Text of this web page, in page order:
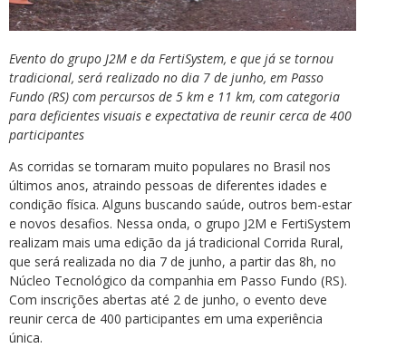
Evento do grupo J2M e da FertiSystem, e que já se tornou
tradicional, será realizado no dia 7 de junho, em Passo
Fundo (RS) com percursos de 5 km e 11 km, com categoria
para deficientes visuais e expectativa de reunir cerca de 400
participantes
As corridas se tornaram muito populares no Brasil nos
últimos anos, atraindo pessoas de diferentes idades e
condição física. Alguns buscando saúde, outros bem-estar
e novos desafios. Nessa onda, o grupo J2M e FertiSystem
realizam mais uma edição da já tradicional Corrida Rural,
que será realizada no dia 7 de junho, a partir das 8h, no
Núcleo Tecnológico da companhia em Passo Fundo (RS).
Com inscrições abertas até 2 de junho, o evento deve
reunir cerca de 400 participantes em uma experiência
única.